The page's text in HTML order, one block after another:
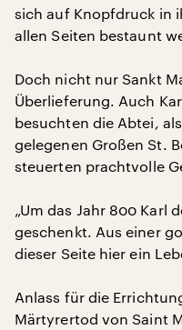
sich auf Knopfdruck in
allen Seiten bestaunt
Doch nicht nur Sankt
Überlieferung. Auch
besuchten die Abtei,
gelegenen Großen St.
steuerten prachtvolle
„Um das Jahr 800 Karl
geschenkt. Aus einer
dieser Seite hier ein
Anlass für die
Märtyrertod von Saint